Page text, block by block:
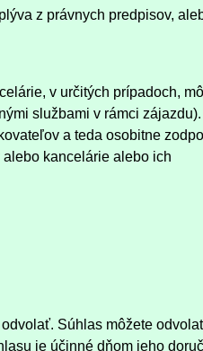
z právnych predpisov,
v určitých prípadoch,
službami v rámci
a teda osobitne
kancelárie alebo ich
Súhlas môžete
je účinné dňom jeho